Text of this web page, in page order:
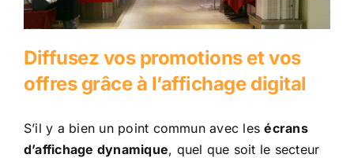
Diffusez vos promotions et vos
offres grâce à l’affichage digital
S’il y a bien un point commun avec lesécrans
d’affichage dynamique, quel que soit le secteur